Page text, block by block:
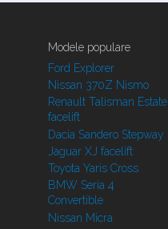
Modele populare
Ford Explorer
Nissan 370Z Nismo
Renault Talisman Estate
facelift
Dacia Sandero Stepway
Jaguar XJ facelift
Toyota Yaris Cross
BMW Seria 4
Convertible
Nissan Micra